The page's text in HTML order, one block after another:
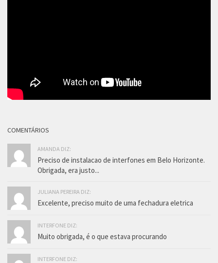
COMENTÁRIOS
AMANDA DIZ:
Preciso de instalacao de interfones em Belo Horizonte.
Obrigada, era justo...
JULIANA PEREIRA DIZ:
Excelente, preciso muito de uma fechadura eletrica
INTERFONE DIZ:
Muito obrigada, é o que estava procurando
INTERFONE DIZ: